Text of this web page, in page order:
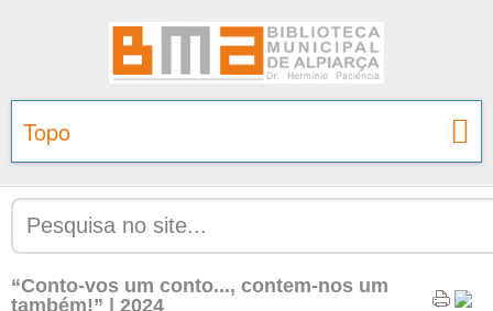
Topo
“Conto-vos um conto..., contem-nos um
também!” | 2024